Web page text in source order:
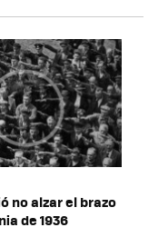
no alzar el brazo
de 1936